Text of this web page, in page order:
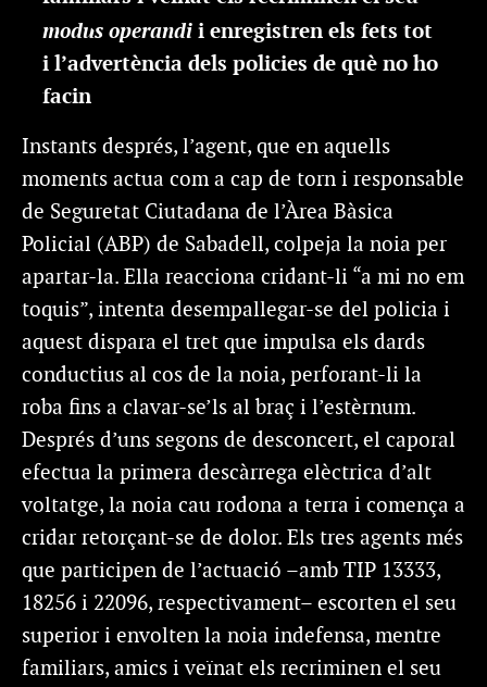
modus operandi i enregistren els fets tot
i l’advertència dels policies de què no ho
facin
Instants després, l’agent, que en aquells
moments actua com a cap de torn i responsable
de Seguretat Ciutadana de l’Àrea Bàsica
Policial (ABP) de Sabadell, colpeja la noia per
apartar-la. Ella reacciona cridant-li “a mi no em
toquis”, intenta desempallegar-se del policia i
aquest dispara el tret que impulsa els dards
conductius al cos de la noia, perforant-li la
roba fins a clavar-se’ls al braç i l’estèrnum.
Després d’uns segons de desconcert, el caporal
efectua la primera descàrrega elèctrica d’alt
voltatge, la noia cau rodona a terra i comença a
cridar retorçant-se de dolor. Els tres agents més
que participen de l’actuació –amb TIP 13333,
18256 i 22096, respectivament– escorten el seu
superior i envolten la noia indefensa, mentre
familiars, amics i veïnat els recriminen el seu